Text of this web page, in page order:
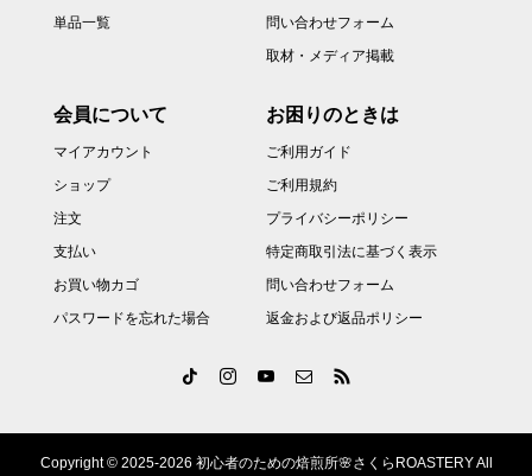
単品一覧
問い合わせフォーム
取材・メディア掲載
会員について
マイアカウント
ショップ
注文
支払い
お買い物カゴ
パスワードを忘れた場合
お困りのときは
ご利用ガイド
ご利用規約
プライバシーポリシー
特定商取引法に基づく表示
問い合わせフォーム
返金および返品ポリシー
Copyright © 2025-2026 初心者のための焙煎所🌸さくらROASTERY All